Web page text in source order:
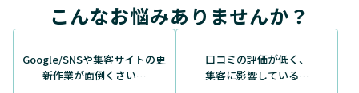
こんなお悩みありませんか？
Google/SNSや集客サイトの更
新作業が面倒くさい…
口コミの評価が低く、
集客に影響している…